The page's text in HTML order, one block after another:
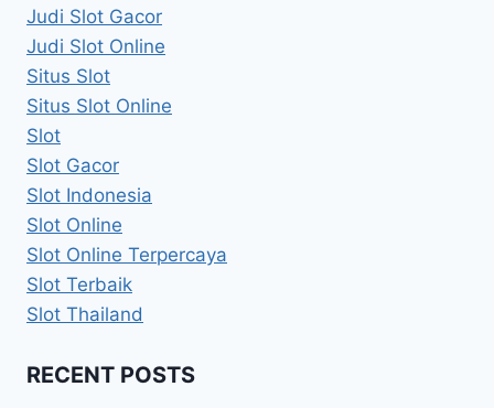
Judi Slot Gacor
Judi Slot Online
Situs Slot
Situs Slot Online
Slot
Slot Gacor
Slot Indonesia
Slot Online
Slot Online Terpercaya
Slot Terbaik
Slot Thailand
RECENT POSTS